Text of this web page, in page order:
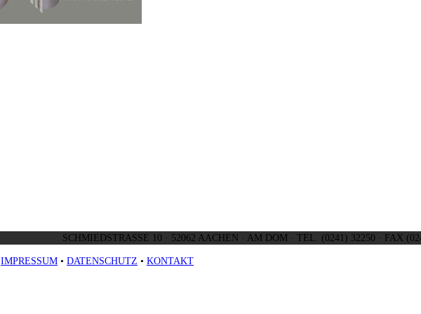
SCHMIEDSTRASSE 10 · 52062 AACHEN · AM DOM · TEL. (0241) 32250 · FAX
IMPRESSUM • DATENSCHUTZ • KONTAKT